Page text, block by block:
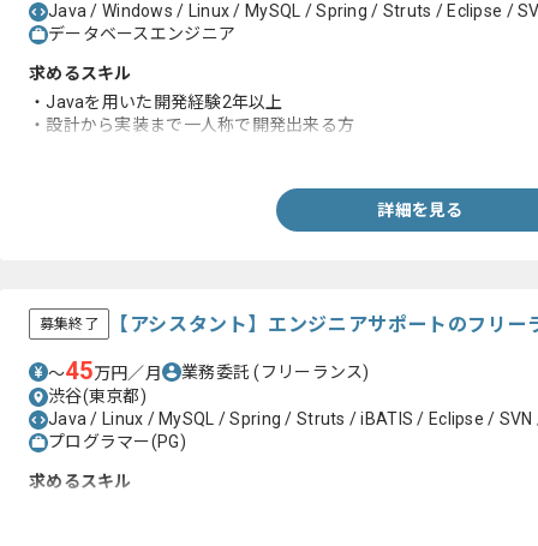
Java / Windows / Linux / MySQL / Spring / Struts / Eclipse /
データベースエンジニア
求めるスキル
・Javaを用いた開発経験2年以上
・設計から実装まで一人称で開発出来る方
詳細を見る
募集終了 【アシスタント】エンジニアサポートのフリ
〜45万円／月 業務委託(フリーランス)
渋谷(東京都)
Java / Linux / MySQL / Spring / Struts / iBATIS / Eclipse /
プログラマー(PG)
求めるスキル